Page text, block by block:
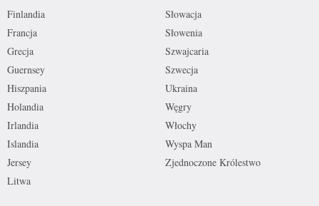
Finlandia
Francja
Grecja
Guernsey
Hiszpania
Holandia
Irlandia
Islandia
Jersey
Litwa
Słowacja
Słowenia
Szwajcaria
Szwecja
Ukraina
Węgry
Włochy
Wyspa Man
Zjednoczone Królestwo